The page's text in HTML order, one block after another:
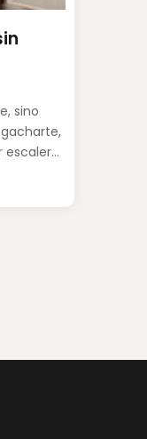
sino